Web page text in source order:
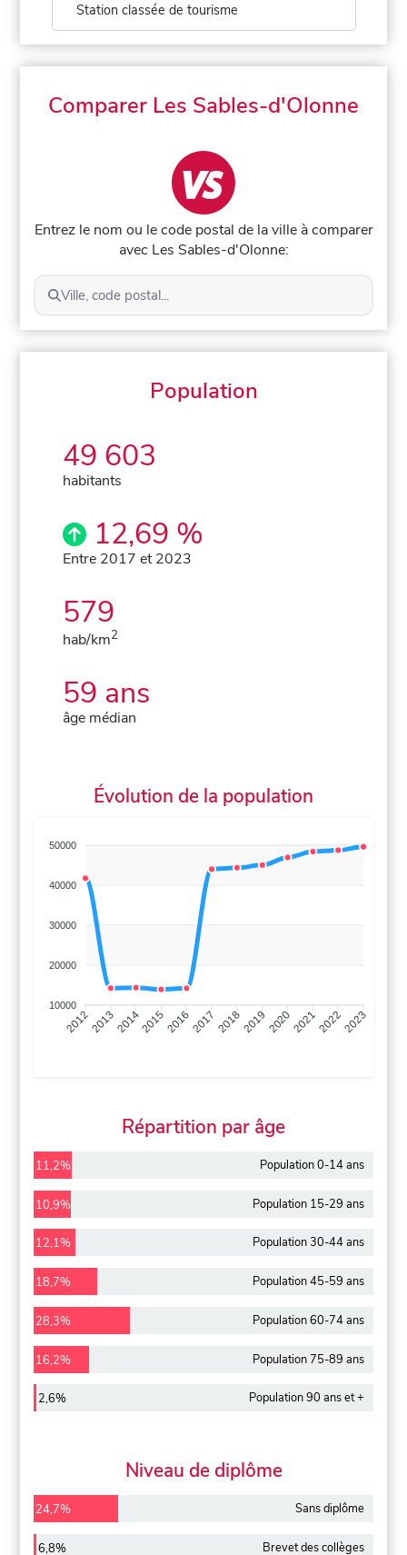
Station classée de tourisme
Comparer Les Sables-d'Olonne
Entrez le nom ou le code postal de la ville à comparer
avec Les Sables-d'Olonne:
Ville, code postal...
Population
49 603
habitants
12,69 %
Entre 2017 et 2023
579
hab/km2
59 ans
âge médian
Évolution de la population
50000
40000
30000
20000
10000
201220132014201520162017 201820192020202120222023
Répartition par âge
11,2% Population 0-14 ans
10,9% Population 15-29 ans
12,1% Population 30-44 ans
18,7% Population 45-59 ans
28,3% Population 60-74 ans
16,2% Population 75-89 ans
2,6% Population 90 ans et +
Niveau de diplôme
24,7% Sans diplôme
6,8% Brevet des collèges